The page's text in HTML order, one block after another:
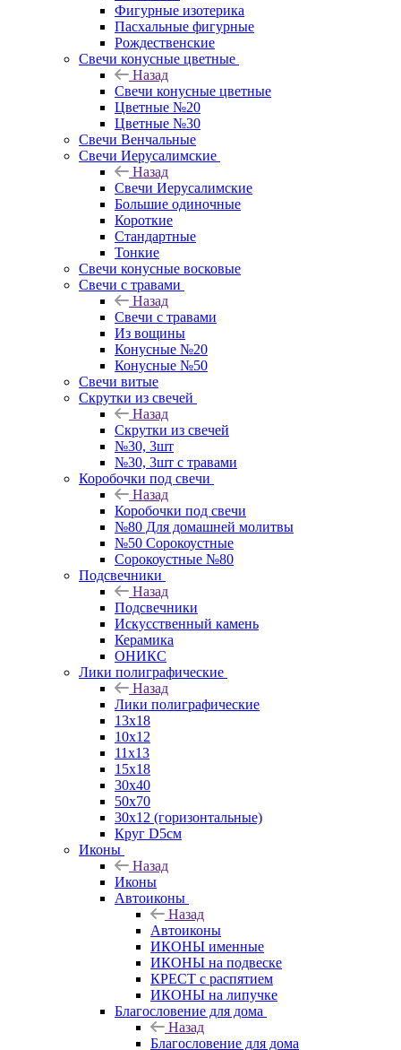
Фигурные изотерика
Пасхальные фигурные
Рождественские
Свечи конусные цветные
Назад
Свечи конусные цветные
Цветные №20
Цветные №30
Свечи Венчальные
Свечи Иерусалимские
Назад
Свечи Иерусалимские
Большие одиночные
Короткие
Стандартные
Тонкие
Свечи конусные восковые
Свечи с травами
Назад
Свечи с травами
Из вощины
Конусные №20
Конусные №50
Свечи витые
Скрутки из свечей
Назад
Скрутки из свечей
№30, 3шт
№30, 3шт с травами
Коробочки под свечи
Назад
Коробочки под свечи
№80 Для домашней молитвы
№50 Сорокоустные
Сорокоустные №80
Подсвечники
Назад
Подсвечники
Искусственный камень
Керамика
ОНИКС
Лики полиграфические
Назад
Лики полиграфические
13x18
10x12
11х13
15х18
30x40
50x70
30x12 (горизонтальные)
Круг D5см
Иконы
Назад
Иконы
Автоиконы
Назад
Автоиконы
ИКОНЫ именные
ИКОНЫ на подвеске
КРЕСТ с распятием
ИКОНЫ на липучке
Благословение для дома
Назад
Благословение для дома